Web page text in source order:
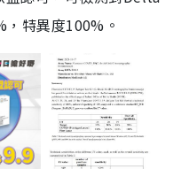
特異度100%。